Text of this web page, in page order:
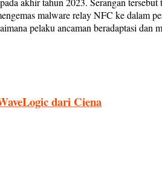
malware relay NFC ke dalam
pelaku ancaman beradaptasi dan
dari Ciena